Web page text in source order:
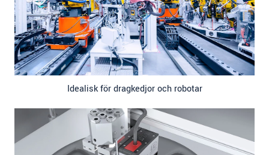
Idealisk för dragkedjor och robotar